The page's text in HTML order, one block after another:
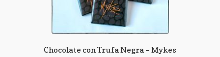
Chocolate con Trufa Negra – Mykes